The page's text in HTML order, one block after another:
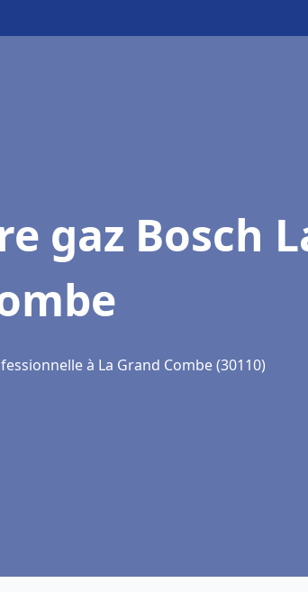
gaz Bosch
à La Grand Combe (30110)